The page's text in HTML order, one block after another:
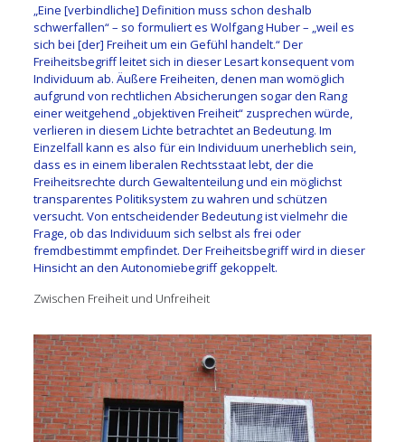
„Eine [verbindliche] Definition muss schon deshalb
schwerfallen“ – so formuliert es Wolfgang Huber – „weil es
sich bei [der] Freiheit um ein Gefühl handelt.“ Der
Freiheitsbegriff leitet sich in dieser Lesart konsequent vom
Individuum ab. Äußere Freiheiten, denen man womöglich
aufgrund von rechtlichen Absicherungen sogar den Rang
einer weitgehend „objektiven Freiheit“ zusprechen würde,
verlieren in diesem Lichte betrachtet an Bedeutung. Im
Einzelfall kann es also für ein Individuum unerheblich sein,
dass es in einem liberalen Rechtsstaat lebt, der die
Freiheitsrechte durch Gewaltenteilung und ein möglichst
transparentes Politiksystem zu wahren und schützen
versucht. Von entscheidender Bedeutung ist vielmehr die
Frage, ob das Individuum sich selbst als frei oder
fremdbestimmt empfindet. Der Freiheitsbegriff wird in dieser
Hinsicht an den Autonomiebegriff gekoppelt.
Zwischen Freiheit und Unfreiheit